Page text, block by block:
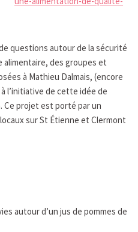
questions autour de la sécurité
alimentaire, des groupes et
à Mathieu Dalmais, (encore
l’initiative de cette idée de
Ce projet est porté par un
sur St Étienne et Clermont
autour d’un jus de pommes de